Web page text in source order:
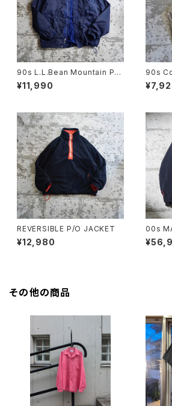
90s L.L.Bean Mountain Par
ka
¥11,990
90s
ket
REVERSIBLE P/O JACKET
¥12,980
00s
ADA
その他の商品